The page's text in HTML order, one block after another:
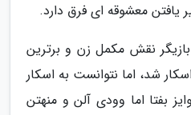
یافتن معشوقه ای فرق دارد.
نقش مکمل زن و برترین
شد، اما نتوانست به اسکار
بفتا اما وودی آلن و منهتن